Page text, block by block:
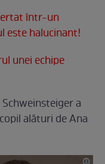
într-un
este halucinant!
unei echipe
a
alături de Ana